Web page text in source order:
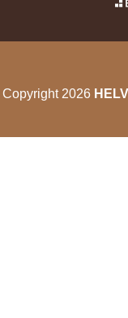
Copyright 2026